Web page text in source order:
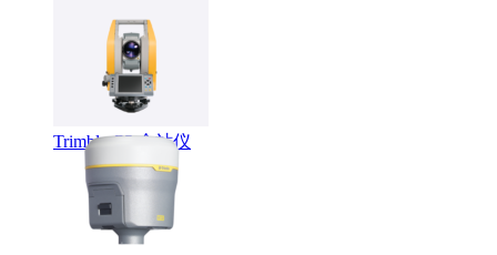
LMX系列智能探地
Trimble C5 全站仪